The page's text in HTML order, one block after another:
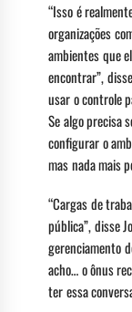
“Isso é
organizações
ambientes que
encontrar”,
usar o controle
Se algo precisa
configurar o
mas nada mais
“Cargas de
pública”, disse
gerenciamento
acho… o ônus
ter essa